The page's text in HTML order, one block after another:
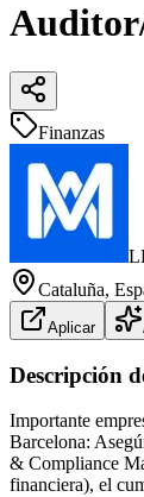
Finanzas
Cataluña,
Aplicar
Descripción
Importante
Barcelona:
& Compliance
financiera), el